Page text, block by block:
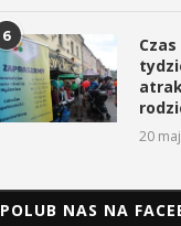
6
20
POLUB NAS NA